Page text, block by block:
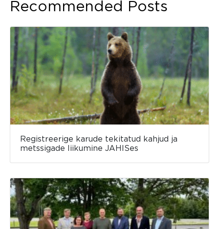
Recommended Posts
Registreerige karude tekitatud kahjud ja
metssigade liikumine JAHISes